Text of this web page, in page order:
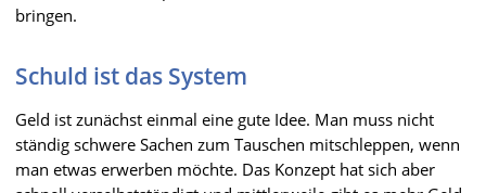
bringen.
Schuld ist das System
Geld ist zunächst einmal eine gute Idee. Man muss nicht
ständig schwere Sachen zum Tauschen mitschleppen, wenn
man etwas erwerben möchte. Das Konzept hat sich aber